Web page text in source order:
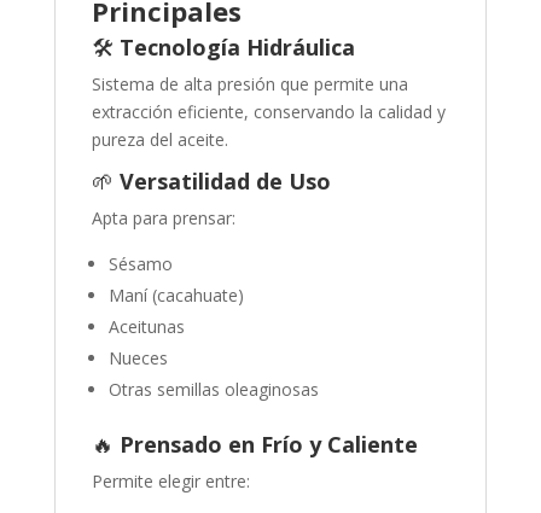
Principales
🛠️ Tecnología Hidráulica
Sistema de alta presión que permite una
extracción eficiente, conservando la calidad y
pureza del aceite.
🌱 Versatilidad de Uso
Apta para prensar:
Sésamo
Maní (cacahuate)
Aceitunas
Nueces
Otras semillas oleaginosas
🔥 Prensado en Frío y Caliente
Permite elegir entre: